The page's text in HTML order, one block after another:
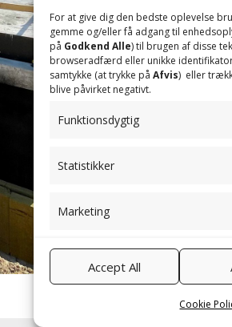
For at give dig den bedste oplevelse
gemme og/eller få adgang til
på Godkend Alle) til brugen af ​​disse
browseradfærd eller unikke
samtykke (at trykke på Afvis) eller
blive påvirket negativt.
Funktionsdygtig
Statistikker
Marketing
Accept All
Cookie